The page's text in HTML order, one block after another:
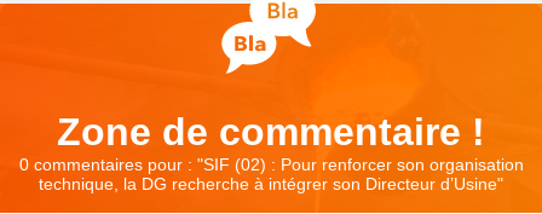
Zone de commentaire !
0 commentaires pour : "SIF (02) : Pour renforcer son organisation
technique, la DG recherche à intégrer son Directeur d’Usine"